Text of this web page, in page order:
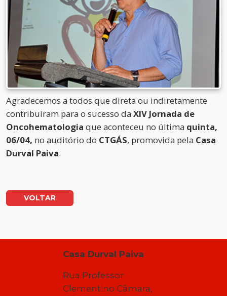
Agradecemos a todos que direta ou indiretamente
contribuíram para o sucesso da XIV Jornada de
Oncohematologia que aconteceu no última quinta,
06/04, no auditório do CTGÁS, promovida pela Casa
Durval Paiva.
VOLTAR
Casa Durval Paiva
Rua Professor
Clementino Câmara,